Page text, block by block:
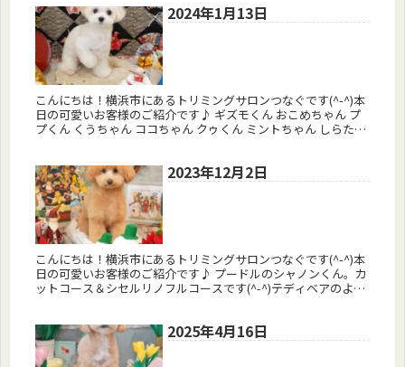
2024年1月13日
こんにちは！横浜市にあるトリミングサロンつなぐです(^-^)本
日の可愛いお客様のご紹介です♪ ギズモくん おこめちゃん プ
プくん くうちゃん ココちゃん クゥくん ミントちゃん しらたま
2023年12月2日
こんにちは！横浜市にあるトリミングサロンつなぐです(^-^)本
日の可愛いお客様のご紹介です♪ プードルのシャノンくん。カ
ットコース＆シセルリノフルコースです(^-^)テディベアのよう
2025年4月16日